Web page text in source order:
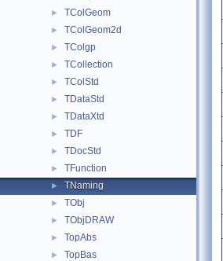
► TColGeom
► TColGeom2d
► TColgp
► TCollection
► TColStd
► TDataStd
► TDataXtd
► TDF
► TDocStd
► TFunction
► TNaming
► TObj
► TObjDRAW
► TopAbs
► TopBas